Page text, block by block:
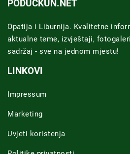
PODUCKUN.NET
Opatija i Liburnija. Kvalitetne
aktualne teme, izvještaji,
sadržaj - sve na jednom mjestu!
LINKOVI
Impressum
Marketing
Uvjeti koristenja